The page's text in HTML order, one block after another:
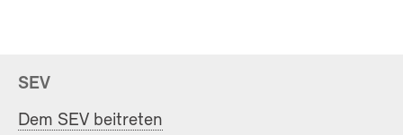
SEV
Dem SEV beitreten